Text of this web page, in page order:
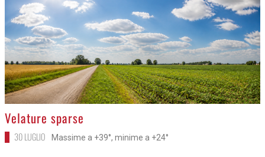
>
Velature sparse
30 LUGLIO Massime a +39°, minime a +24°